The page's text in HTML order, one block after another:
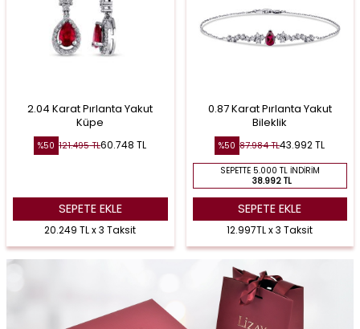
2.04 Karat Pırlanta Yakut
Küpe
%50 121.495TL60.748 TL
SEPETE EKLE
20.249 TL x 3 Taksit
0.87 Karat Pırlanta Yakut
Bileklik
%50 87.984TL43.992TL
SEPETTE 5.000 TL İNDIRIM
38.992 TL
SEPETE EKLE
12.997TL x 3 Taksit